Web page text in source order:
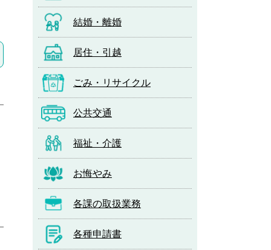
結婚・離婚
居住・引越
ごみ・リサイクル
公共交通
福祉・介護
お悔やみ
各課の取扱業務
各種申請書